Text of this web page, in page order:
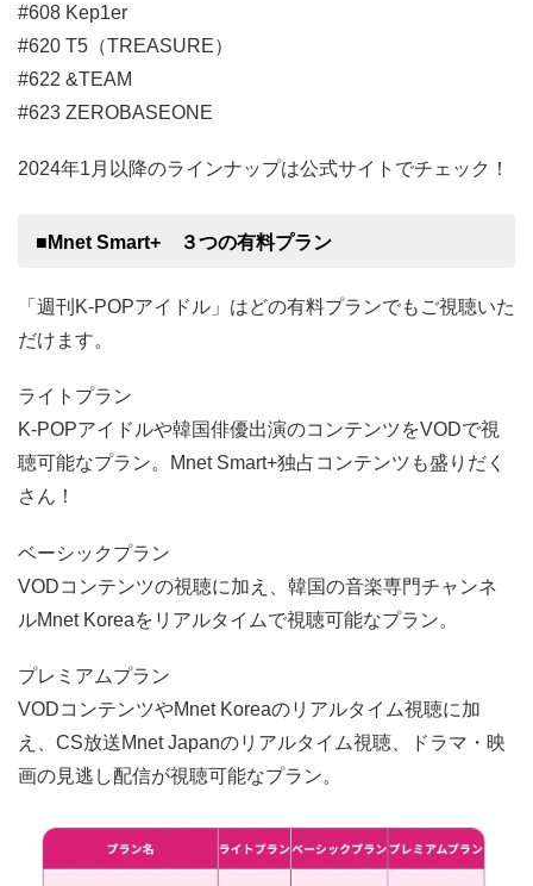
#608 Kep1er
#620 T5（TREASURE）
#622 &TEAM
#623 ZEROBASEONE
2024年1月以降のラインナップは公式サイトでチェック！
■Mnet Smart+ ３つの有料プラン
「週刊K-POPアイドル」はどの有料プランでもご視聴いた
だけます。
ライトプラン
K-POPアイドルや韓国俳優出演のコンテンツをVODで視
聴可能なプラン。Mnet Smart+独占コンテンツも盛りだく
さん！
ベーシックプラン
VODコンテンツの視聴に加え、韓国の音楽専門チャンネ
ルMnet Koreaをリアルタイムで視聴可能なプラン。
プレミアムプラン
VODコンテンツやMnet Koreaのリアルタイム視聴に加
え、CS放送Mnet Japanのリアルタイム視聴、ドラマ・映
画の見逃し配信が視聴可能なプラン。